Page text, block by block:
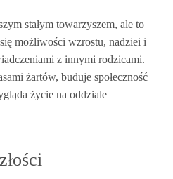
stałym towarzyszem, ale to
możliwości wzrostu, nadziei i
z innymi rodzicami.
żartów, buduje społeczność
życie na oddziale